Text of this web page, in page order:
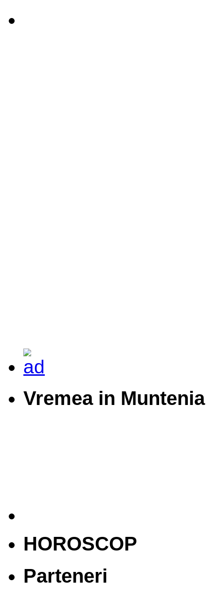
Vremea in Muntenia
HOROSCOP
Parteneri